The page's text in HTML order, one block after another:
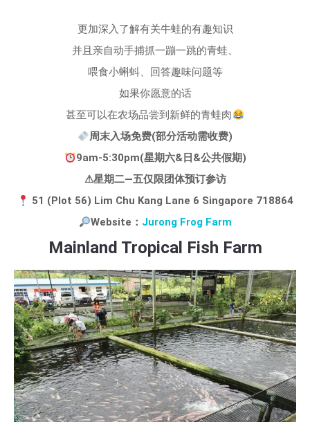
更加深入了解有关牛蛙的有趣知识
并且亲自动手捕抓一蹦一跳的青蛙、
喂食小蝌蚪、回答趣味问题等
如果你愿意的话
甚至可以在农场品尝到新鲜的青蛙肉
周末入场免费(部分活动需收费)
9am-5:30pm(星期六&日&公共假期)
⚠星期二—五仅限团体预订参访
51 (Plot 56) Lim Chu Kang Lane 6 Singapore 718864
Website： Jurong Frog Farm
Mainland Tropical Fish Farm